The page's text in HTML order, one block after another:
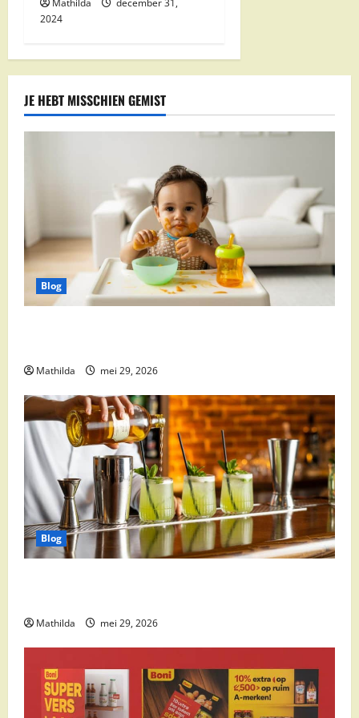
Mathilda
december 31,
2024
JE HEBT MISSCHIEN GEMIST
Blog
Mathilda mei 29, 2026
Blog
Mathilda mei 29, 2026